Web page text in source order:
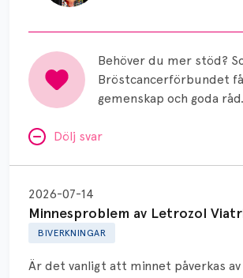
Behöver du mer stöd?
Bröstcancerförbundet
gemenskap och goda råd.
Dölj svar
BIVERKNINGAR
Minnesproblem av Letrozol
2026-07-14
Är det vanligt att minnet påverkas
Letrozol
Viatris?